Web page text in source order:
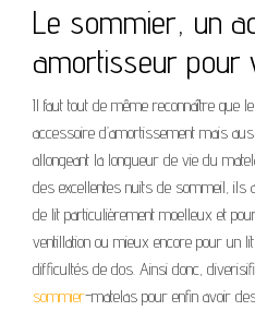
Le sommier, un
amortisseur pour
Il faut tout de même reconnaître que le
accessoire d’amortissement mais
allongeant la longueur de vie du
des excellentes nuits de sommeil, ils
de lit particulièrement moelleux et
ventillation ou mieux encore pour un
difficultés de dos. Ainsi donc,
sommier-matelas pour enfin avoir